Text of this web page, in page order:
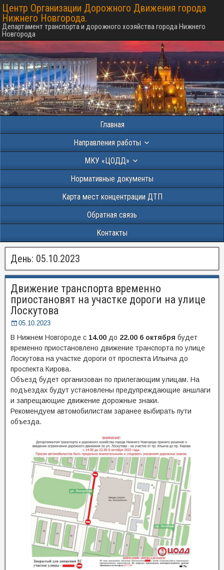
Центр Организации Дорожного Движения города
Нижнего Новгорода.
Департамент транспорта и дорожного хозяйства города Нижнего
Новгорода
Главная
Направления работы
МКУ «ЦОДД»
Нормативные документы
Карта мест концентрации ДТП
Обратная связь
Контакты
День: 05.10.2023
Движение транспорта временно
приостановят на участке дороги на улице
Лоскутова
05.10.2023
В Нижнем Новгороде с 14.00 до 22.00 6 октября будет
временно приостановлено движение транспорта по улице
Лоскутова на участке дороги от проспекта Ильича до
проспекта Кирова.
Объезд будет организован по прилегающим улицам. На
подъездах будут установлены предупреждающие аншлаги
и запрещающие движение дорожные знаки.
Рекомендуем автомобилистам заранее выбирать пути
объезда.